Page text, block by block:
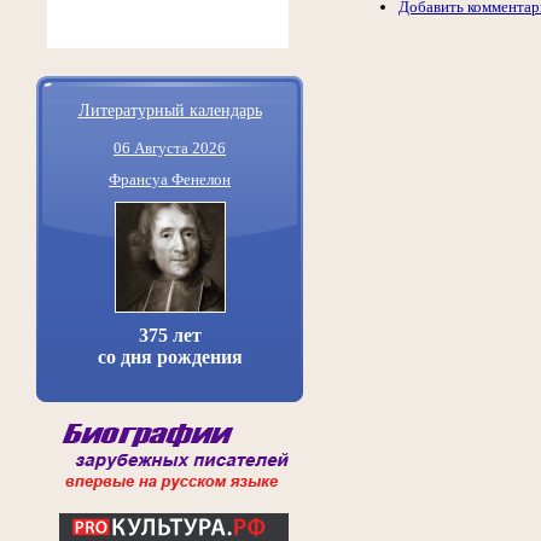
Литературный календарь
06 Августа 2026
Франсуа Фенелон
375 лет
со дня рождения
Добавить